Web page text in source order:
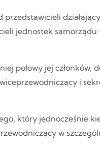
przedstawicieli
jednostek
połowy jej
i
który jednocześnie
w